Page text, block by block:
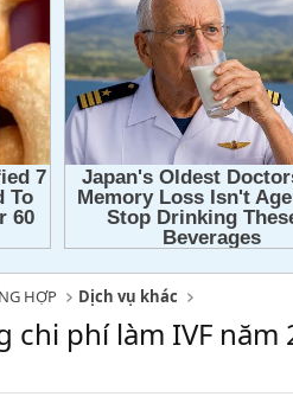
HỢP Dịch vụ khác
chi phí làm IVF